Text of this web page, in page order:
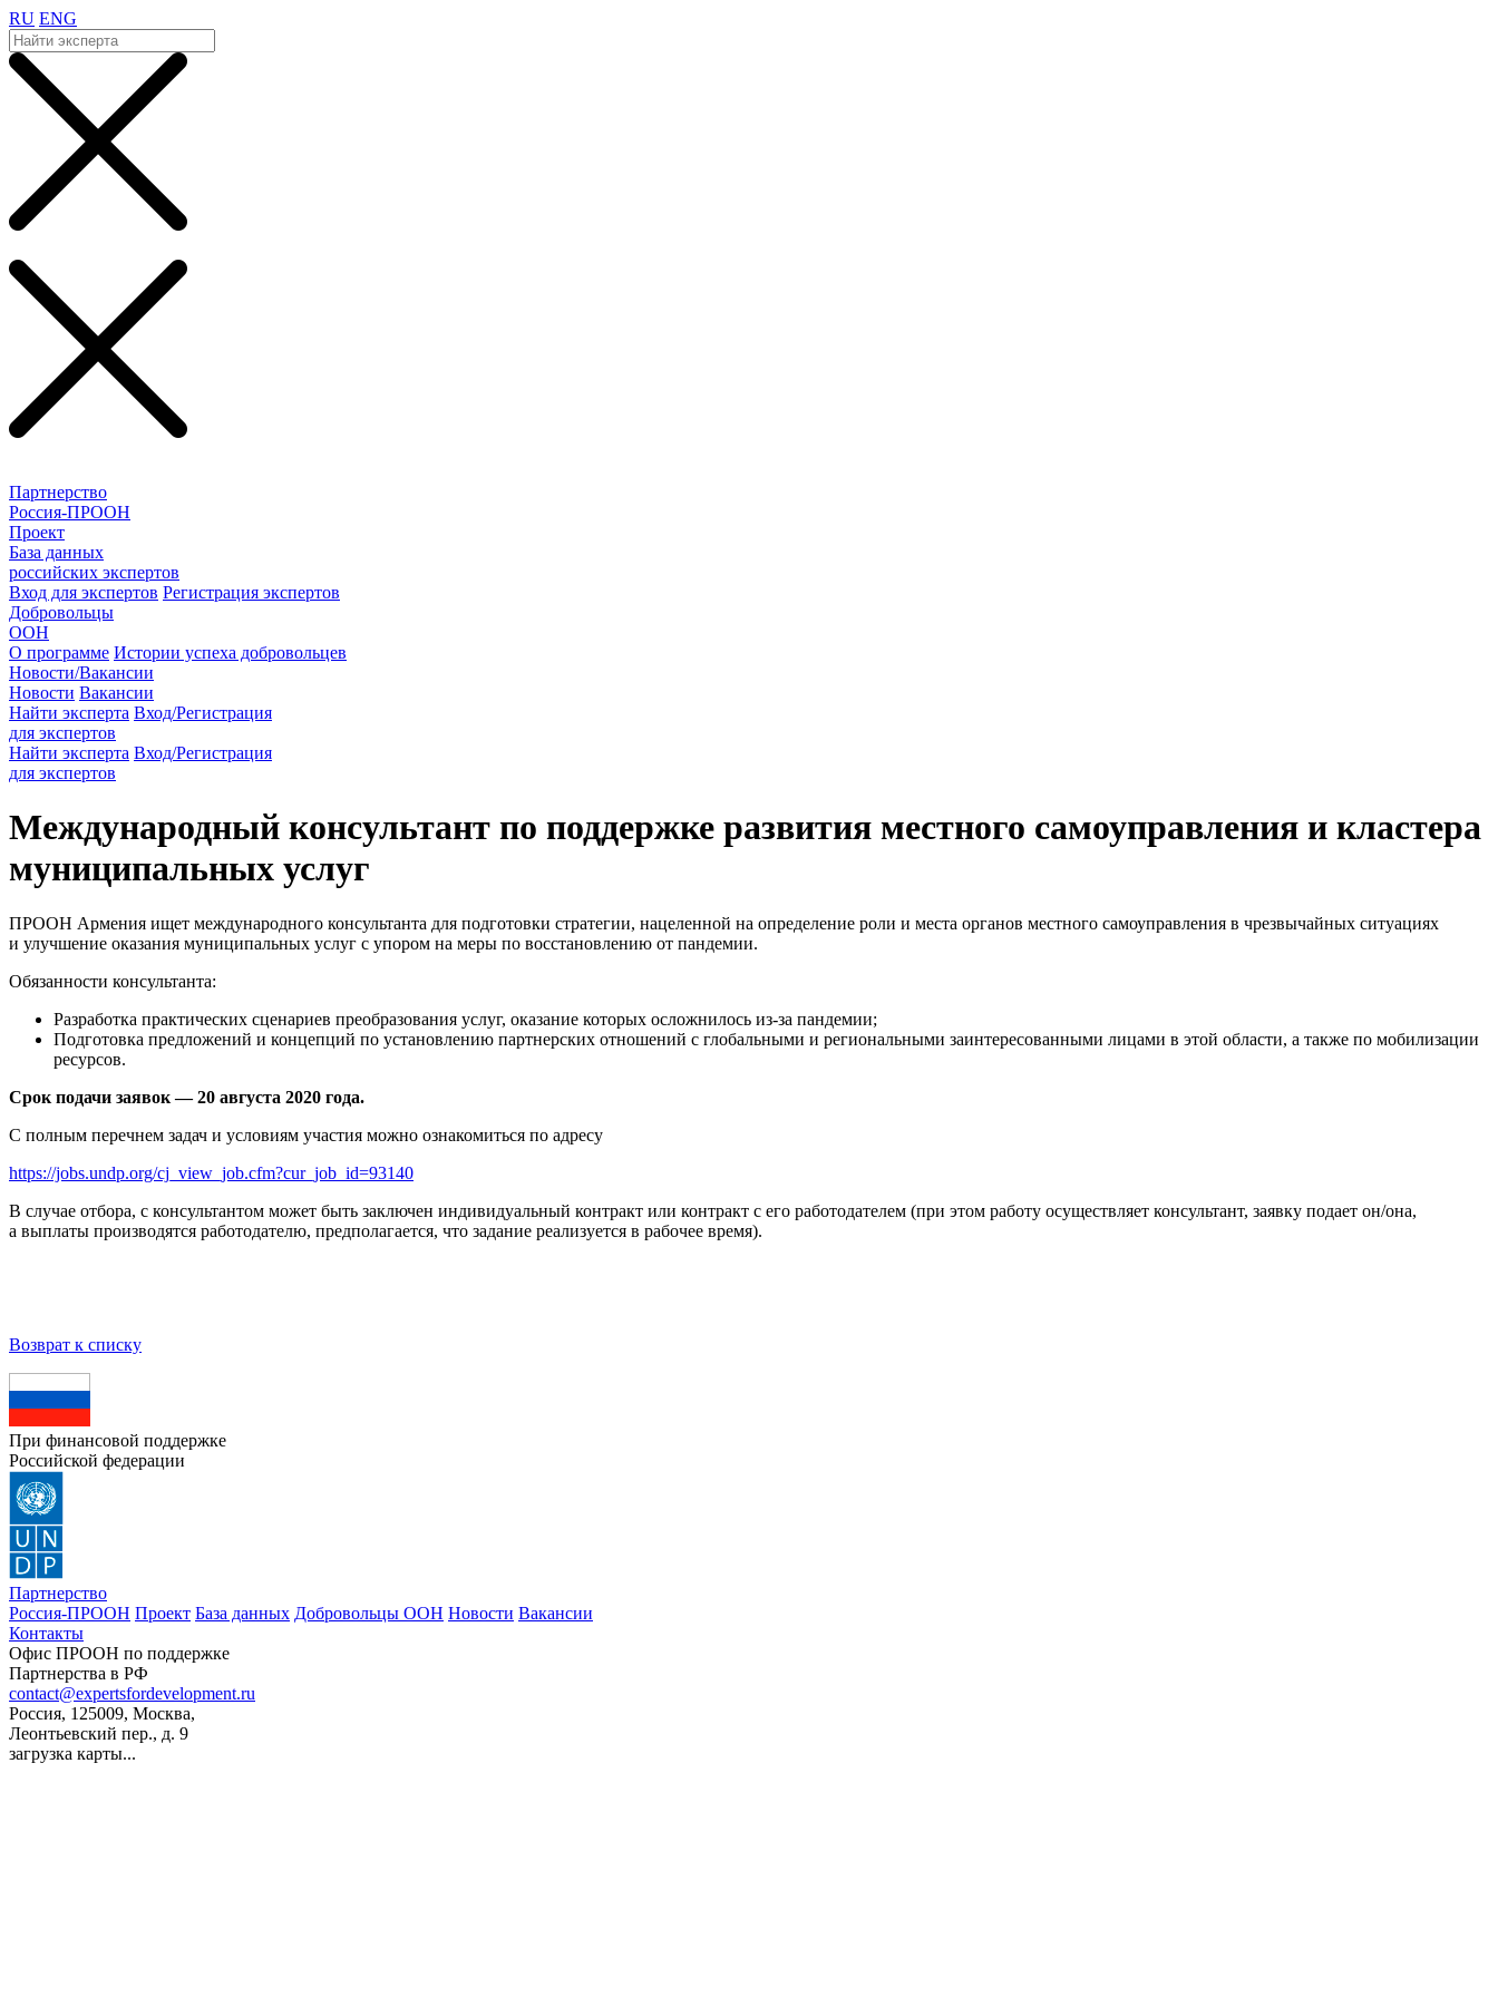
RU ENG
Партнерство
Россия-ПРООН
Проект
База данных
российских экспертов
Вход для экспертов Регистрация экспертов
Добровольцы
ООН
О программе Истории успеха добровольцев
Новости/Вакансии
Новости Вакансии
Найти эксперта Вход/Регистрация
для экспертов
Найти эксперта Вход/Регистрация
для экспертов
Международный консультант по поддержке развития местного самоуправления и кластера
муниципальных услуг
ПРООН Армения ищет международного консультанта для подготовки стратегии, нацеленной на определение роли и места органов местного самоуправления в чрезвычайных ситуациях
и улучшение оказания муниципальных услуг с упором на меры по восстановлению от пандемии.
Обязанности консультанта:
Разработка практических сценариев преобразования услуг, оказание которых осложнилось из‑за пандемии;
Подготовка предложений и концепций по установлению партнерских отношений с глобальными и региональными заинтересованными лицами в этой области, а также по мобилизации
ресурсов.
Срок подачи заявок — 20 августа 2020 года.
С полным перечнем задач и условиям участия можно ознакомиться по адресу
https://jobs.undp.org/cj_view_job.cfm?cur_job_id=93140
В случае отбора, с консультантом может быть заключен индивидуальный контракт или контракт с его работодателем (при этом работу осуществляет консультант, заявку подает он/она,
а выплаты производятся работодателю, предполагается, что задание реализуется в рабочее время).
Возврат к списку
При финансовой поддержке
Российской федерации
Партнерство
Россия-ПРООН Проект База данных Добровольцы ООН Новости Вакансии
Контакты
Офис ПРООН по поддержке
Партнерства в РФ
contact@expertsfordevelopment.ru
Россия, 125009, Москва,
Леонтьевский пер., д. 9
загрузка карты...